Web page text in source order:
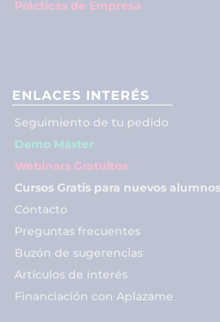
Prácticas de Empresa
ENLACES INTERÉS
Seguimiento de tu pedido
Demo Máster
Webinars Gratuitos
Cursos Gratis para nuevos alumnos
Contacto
Preguntas frecuentes
Buzón de sugerencias
Artículos de interés
Financiación con Aplazame